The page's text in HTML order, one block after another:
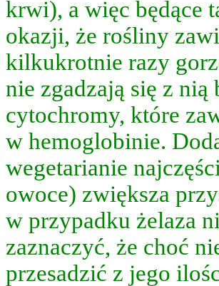
krwi), a więc będące
okazji, że rośliny
kilkukrotnie razy
nie zgadzają się z
cytochromy, które
w hemoglobinie.
wegetarianie
owoce) zwiększa
w przypadku żelaza
zaznaczyć, że choć
przesadzić z jego